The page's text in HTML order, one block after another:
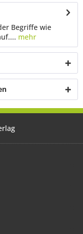
Begriffe wie
mehr